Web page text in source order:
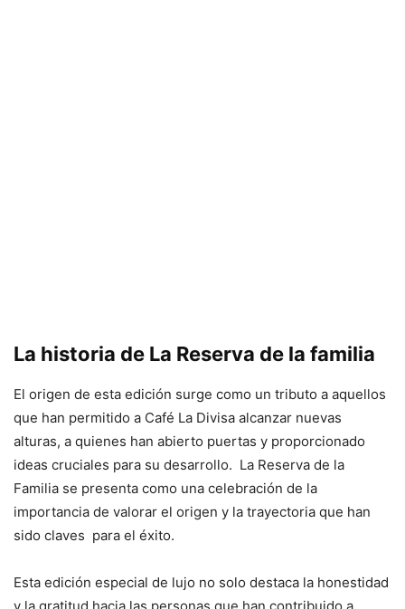
La historia de La Reserva de la familia
El origen de esta edición surge como un tributo a aquellos
que han permitido a Café La Divisa alcanzar nuevas
alturas, a quienes han abierto puertas y proporcionado
ideas cruciales para su desarrollo. La Reserva de la
Familia se presenta como una celebración de la
importancia de valorar el origen y la trayectoria que han
sido claves para el éxito.
Esta edición especial de lujo no solo destaca la honestidad